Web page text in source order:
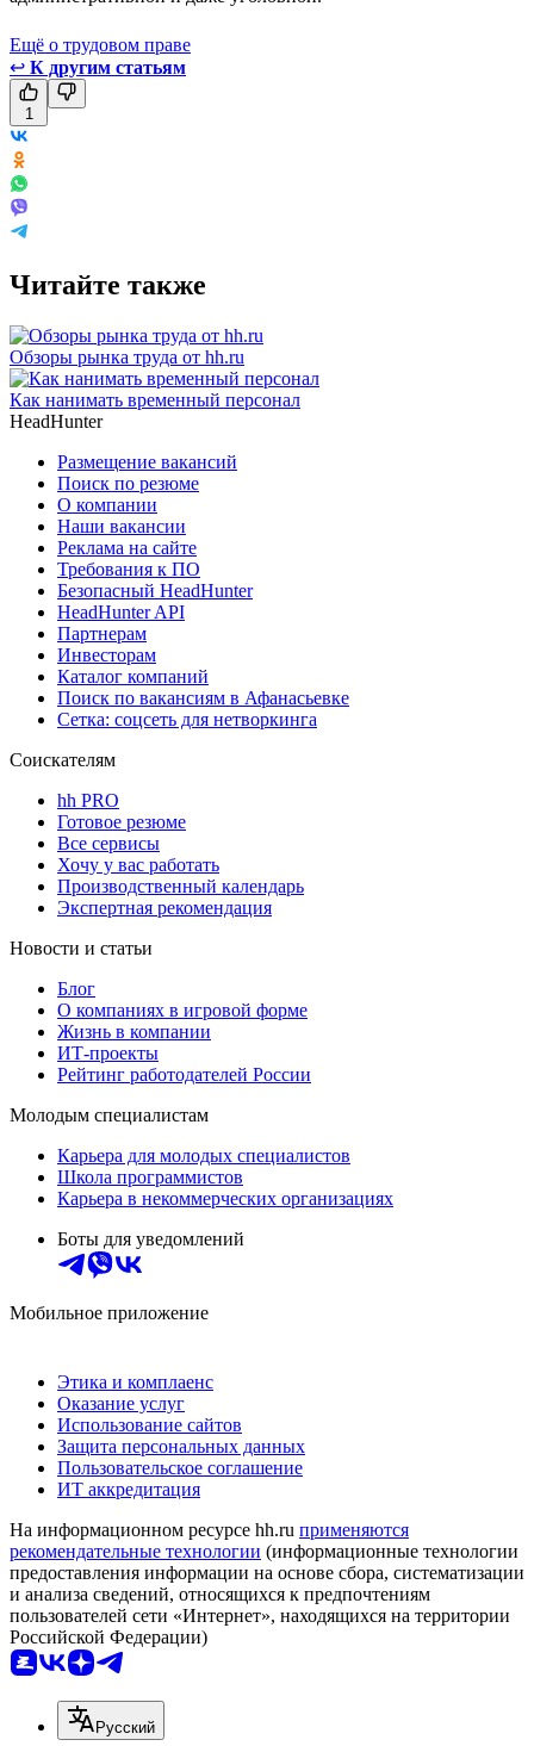
Ещё о трудовом праве
↩ К другим статьям
1
Читайте также
Обзоры рынка труда от hh.ru
Как нанимать временный персонал
HeadHunter
Размещение вакансий
Поиск по резюме
О компании
Наши вакансии
Реклама на сайте
Требования к ПО
Безопасный HeadHunter
HeadHunter API
Партнерам
Инвесторам
Каталог компаний
Поиск по вакансиям в Афанасьевке
Сетка: соцсеть для нетворкинга
Соискателям
hh PRO
Готовое резюме
Все сервисы
Хочу у вас работать
Производственный календарь
Экспертная рекомендация
Новости и статьи
Блог
О компаниях в игровой форме
Жизнь в компании
ИТ-проекты
Рейтинг работодателей России
Молодым специалистам
Карьера для молодых специалистов
Школа программистов
Карьера в некоммерческих организациях
Боты для уведомлений
Мобильное приложение
Этика и комплаенс
Оказание услуг
Использование сайтов
Защита персональных данных
Пользовательское соглашение
ИТ аккредитация
На информационном ресурсе hh.ru применяются
рекомендательные технологии (информационные технологии
предоставления информации на основе сбора, систематизации
и анализа сведений, относящихся к предпочтениям
пользователей сети «Интернет», находящихся на территории
Российской Федерации)
Русский